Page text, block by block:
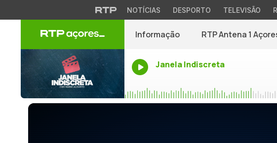
NOTÍCIAS DESPORTO TELEVISÃO
Informação RTP Antena 1
Janela Indiscreta